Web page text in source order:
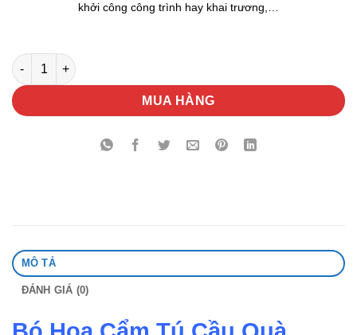
khởi công công trình hay khai trương,…
Bó Hoa Cẩm Tú Cầu Quà Tặng số lượng
MUA HÀNG
MÔ TẢ
ĐÁNH GIÁ (0)